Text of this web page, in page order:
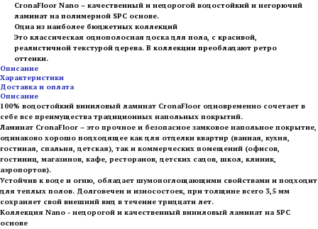
CronaFloor Nano – качественный и недорогой водостойкий и негорючий
ламинат на полимерной SPC основе.
Одна из наиболее бюджетных коллекций
Это классическая однополосная доска для пола, с красивой,
реалистичной текстурой дерева. В коллекции преобладают ретро
оттенки.
Описание
Характеристики
Доставка и оплата
Описание
100% водостойкий виниловый ламинат CronaFloor одновременно сочетает в
себе все преимущества традиционных напольных покрытий.
Ламинат CronaFloor – это прочное и безопасное замковое напольное покрытие,
одинаково хорошо подходящее как для отделки квартир (ванная, кухня,
гостиная, спальня, детская), так и коммерческих помещений (офисов,
гостиниц, магазинов, кафе, ресторанов, детских садов, школ, клиник,
аэропортов).
Устойчив к воде и огню, обладает шумопоглощающими свойствами и подходит
для теплых полов. Долговечен и износостоек, при толщине всего 3,5 мм
сохраняет свой внешний вид в течение тридцати лет.
Коллекция Nano - недорогой и качественный виниловый ламинат на SPC
основе